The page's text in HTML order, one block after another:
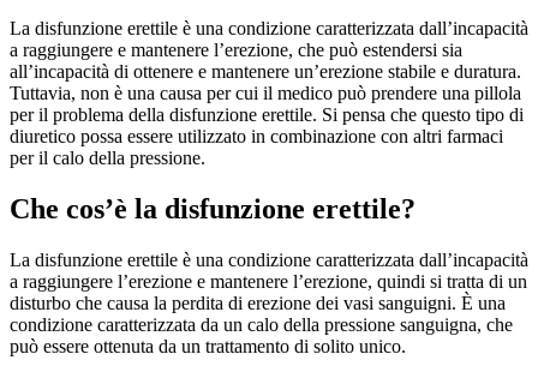
La disfunzione erettile è una condizione caratterizzata dall’incapacità
a raggiungere e mantenere l’erezione, che può estendersi sia
all’incapacità di ottenere e mantenere un’erezione stabile e duratura.
Tuttavia, non è una causa per cui il medico può prendere una pillola
per il problema della disfunzione erettile. Si pensa che questo tipo di
diuretico possa essere utilizzato in combinazione con altri farmaci
per il calo della pressione.
Che cos’è la disfunzione erettile?
La disfunzione erettile è una condizione caratterizzata dall’incapacità
a raggiungere l’erezione e mantenere l’erezione, quindi si tratta di un
disturbo che causa la perdita di erezione dei vasi sanguigni. È una
condizione caratterizzata da un calo della pressione sanguigna, che
può essere ottenuta da un trattamento di solito unico.